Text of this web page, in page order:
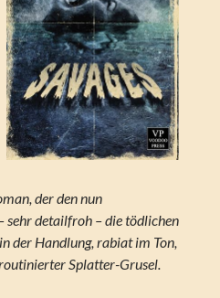
der den nun
sehr detailfroh – die tödlichen
der Handlung, rabiat im Ton,
Splatter-Grusel.